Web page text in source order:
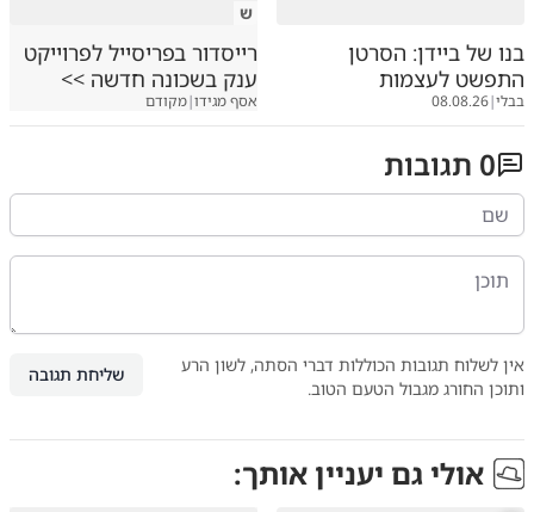
בנו של ביידן: הסרטן
התפשט לעצמות
בבלי|
08.08.26
ש
רייסדור בפריסייל לפרוייקט
ענק בשכונה חדשה >>
אסף מגידו|מקודם
0 תגובות
אין לשלוח תגובות הכוללות דברי הסתה, לשון הרע
ותוכן החורג מגבול הטעם הטוב.
שליחת תגובה
אולי גם יעניין אותך: